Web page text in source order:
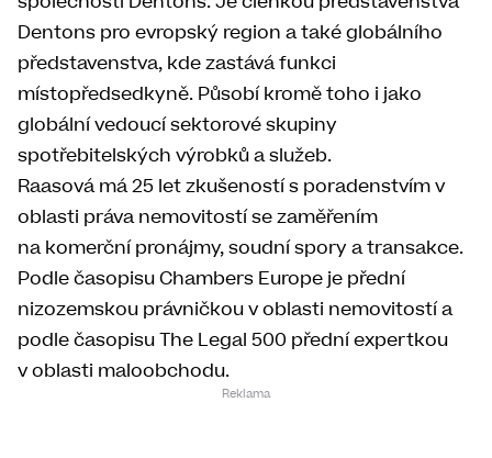
Dentons pro evropský region a také globálního
představenstva, kde zastává funkci
místopředsedkyně. Působí kromě toho i jako
globální vedoucí sektorové skupiny
spotřebitelských výrobků a služeb.
Raasová má 25 let zkušeností s poradenstvím v
oblasti práva nemovitostí se zaměřením
na komerční pronájmy, soudní spory a transakce.
Podle časopisu Chambers Europe je přední
nizozemskou právničkou v oblasti nemovitostí a
podle časopisu The Legal 500 přední expertkou
v oblasti maloobchodu.